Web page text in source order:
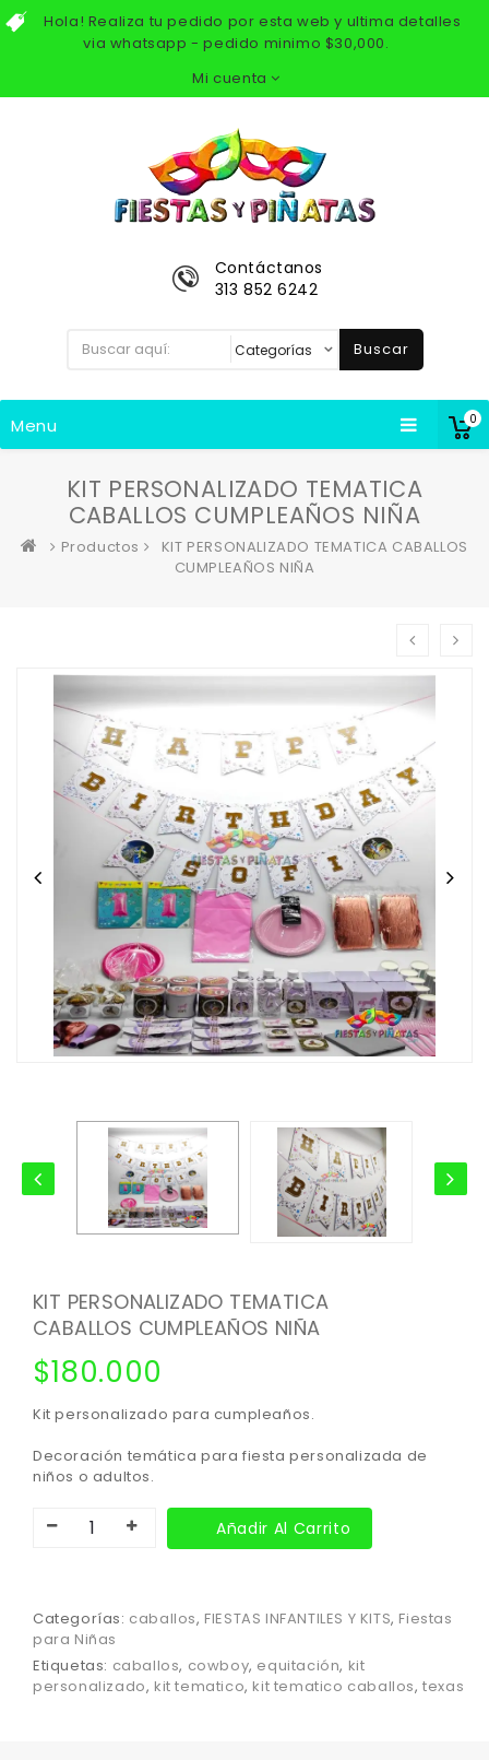
Hola! Realiza tu pedido por esta web y ultima detalles
via whatsapp - pedido minimo $30,000.
Mi cuenta
0
Contáctanos
313 852 6242
Buscar
Menu
KIT PERSONALIZADO TEMATICA
CABALLOS CUMPLEAÑOS NIÑA
Productos
KIT PERSONALIZADO TEMATICA CABALLOS
CUMPLEAÑOS NIÑA
KIT PERSONALIZADO TEMATICA
CABALLOS CUMPLEAÑOS NIÑA
$180.000
Kit personalizado para cumpleaños.
Decoración temática para fiesta personalizada de
niños o adultos.
Añadir Al Carrito
Categorías: caballos, FIESTAS INFANTILES Y KITS, Fiestas
para Niñas
Etiquetas: caballos, cowboy, equitación, kit
personalizado, kit tematico, kit tematico caballos,texas